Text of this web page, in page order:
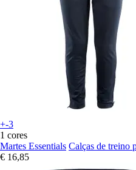
+-3
1 cores
Martes Essentials Calças de treino
€ 16,85